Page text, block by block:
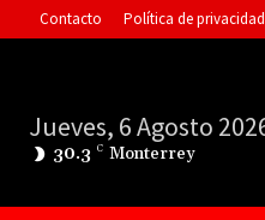
Contacto Política de privacidad
Jueves, 6 Agosto
30.3 C Monterrey